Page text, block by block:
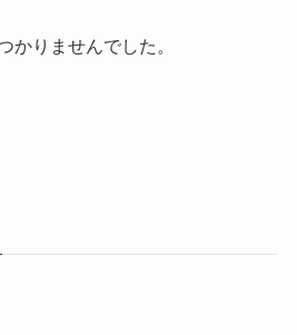
かりませんでした。